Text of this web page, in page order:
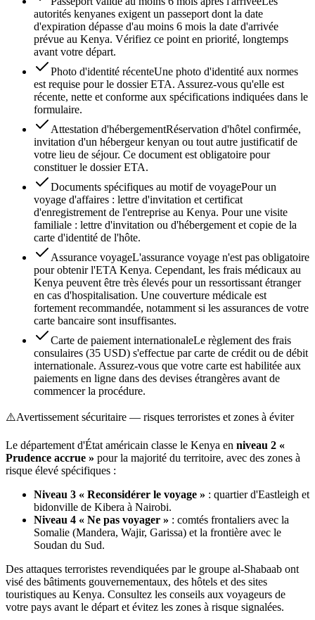
autorités kenyanes exigent un passeport dont la date
d'expiration dépasse d'au moins 6 mois la date d'arrivée
prévue au Kenya. Vérifiez ce point en priorité, longtemps
avant votre départ.
Photo d'identité récenteUne photo d'identité aux normes
est requise pour le dossier ETA. Assurez-vous qu'elle est
récente, nette et conforme aux spécifications indiquées dans le
formulaire.
Attestation d'hébergementRéservation d'hôtel confirmée,
invitation d'un hébergeur kenyan ou tout autre justificatif de
votre lieu de séjour. Ce document est obligatoire pour
constituer le dossier ETA.
Documents spécifiques au motif de voyagePour un
voyage d'affaires : lettre d'invitation et certificat
d'enregistrement de l'entreprise au Kenya. Pour une visite
familiale : lettre d'invitation ou d'hébergement et copie de la
carte d'identité de l'hôte.
Assurance voyageL'assurance voyage n'est pas obligatoire
pour obtenir l'ETA Kenya. Cependant, les frais médicaux au
Kenya peuvent être très élevés pour un ressortissant étranger
en cas d'hospitalisation. Une couverture médicale est
fortement recommandée, notamment si les assurances de votre
carte bancaire sont insuffisantes.
Carte de paiement internationaleLe règlement des frais
consulaires (35 USD) s'effectue par carte de crédit ou de débit
internationale. Assurez-vous que votre carte est habilitée aux
paiements en ligne dans des devises étrangères avant de
commencer la procédure.
⚠️Avertissement sécuritaire — risques terroristes et zones à éviter
Le département d'État américain classe le Kenya en niveau 2 «
Prudence accrue » pour la majorité du territoire, avec des zones à
risque élevé spécifiques :
Niveau 3 « Reconsidérer le voyage » : quartier d'Eastleigh et
bidonville de Kibera à Nairobi.
Niveau 4 « Ne pas voyager » : comtés frontaliers avec la
Somalie (Mandera, Wajir, Garissa) et la frontière avec le
Soudan du Sud.
Des attaques terroristes revendiquées par le groupe al-Shabaab ont
visé des bâtiments gouvernementaux, des hôtels et des sites
touristiques au Kenya. Consultez les conseils aux voyageurs de
votre pays avant le départ et évitez les zones à risque signalées.